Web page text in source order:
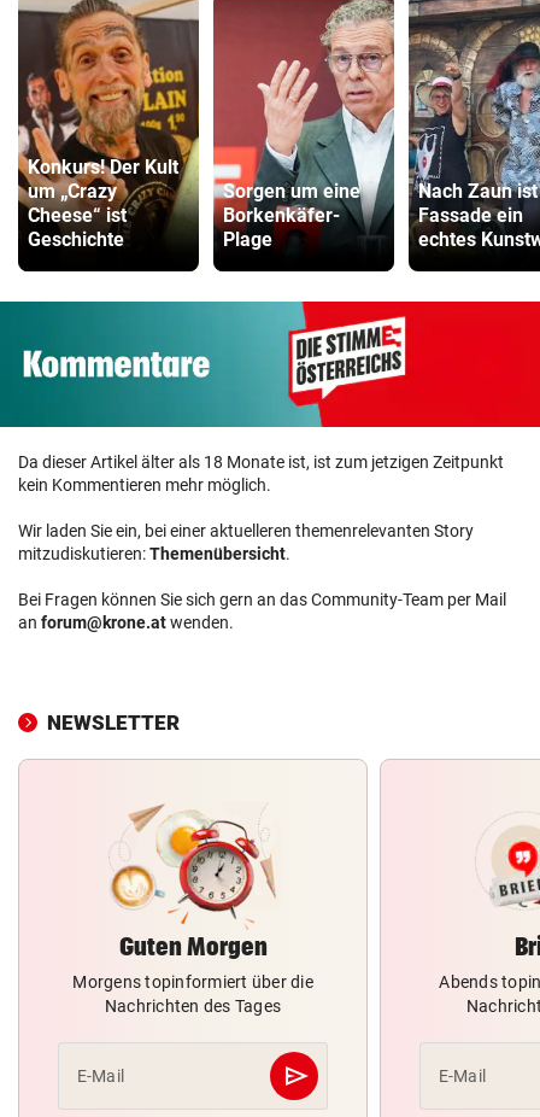
Konkurs! Der Kult
um „Crazy
Cheese“ ist
Geschichte
Sorgen um eine
Borkenkäfer-
Plage
Nach Zaun
Fassade ein
echtes
Da dieser Artikel älter als 18 Monate ist, ist zum jetzigen Zeitpunkt
kein Kommentieren mehr möglich.
Wir laden Sie ein, bei einer aktuelleren themenrelevanten Story
mitzudiskutieren:Themenübersicht.
Bei Fragen können Sie sich gern an das Community-Team per Mail
an forum@krone.atwenden.
NEWSLETTER
Guten Morgen
Morgens topinformiert über die
Nachrichten des Tages
E-Mail send
Abschicken
Abends
E-Mail